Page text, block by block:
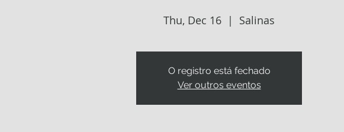
Thu, Dec 16
  |
Salinas
O registro está fechado
Ver outros eventos